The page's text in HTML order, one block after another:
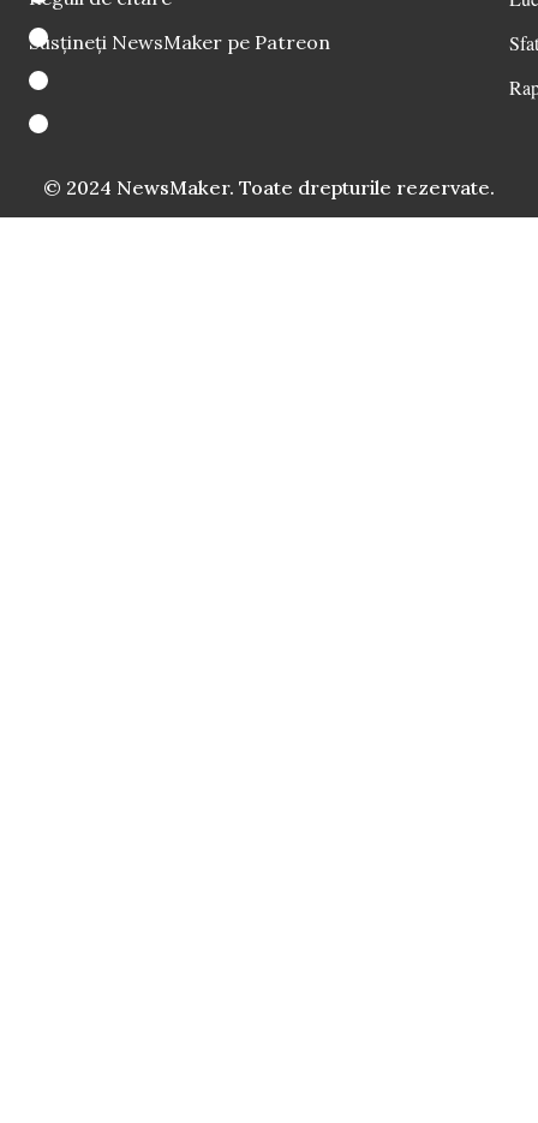
Susțineți NewsMaker pe Patreon
© 2024 NewsMaker. Toate drepturile rezervate.